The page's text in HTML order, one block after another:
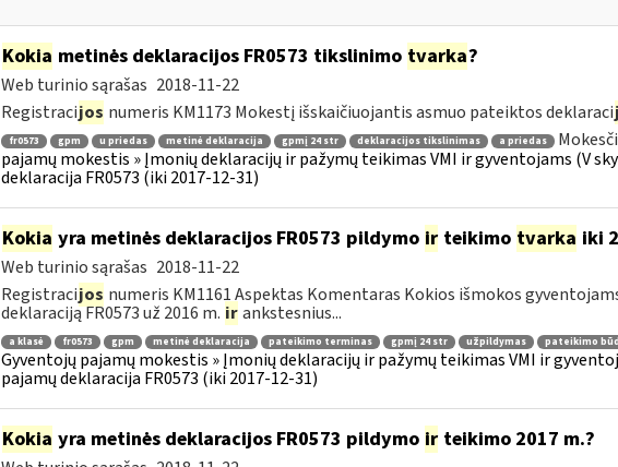
Kokia metinės deklaracijos FR0573 tikslinimo tvarka?
Web turinio sąrašas 2018-11-22
Registracijos numeris KM1173 Mokestį išskaičiuojantis asmuo pateiktos deklaraci
fr0573 gpm u priedas metinė deklaracija gpmį 24 str deklaracijos tikslinimas a priedas
pajamų mokestis » Įmonių deklaracijų ir pažymų teikimas VMI ir gyventojams (V
deklaracija FR0573 (iki 2017-12-31)
Kokia yra metinės deklaracijos FR0573 pildymo irteikimo tvarka iki
Web turinio sąrašas 2018-11-22
Registracijos numeris KM1161 Aspektas Komentaras Kokios išmokos
deklaraciją FR0573 už 2016 m. ir ankstesnius...
a klasė fr0573 gpm metinė deklaracija pateikimo terminas gpmį 24 str užpildymas pateikimo
Gyventojų pajamų mokestis » Įmonių deklaracijų ir pažymų teikimas VMI ir
pajamų deklaracija FR0573 (iki 2017-12-31)
Kokia yra metinės deklaracijos FR0573 pildymo irteikimo 2017 m.?